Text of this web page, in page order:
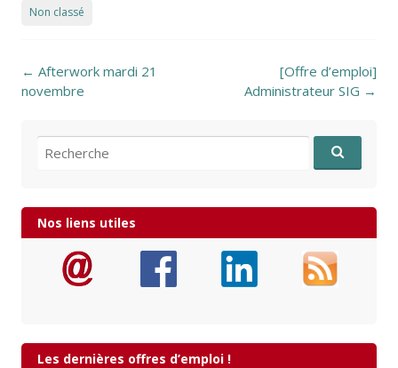
Non classé
Post navigation
← Afterwork mardi 21
novembre
[Offre d’emploi]
Administrateur SIG →
Recherche pour:
Nos liens utiles
Les dernières offres d’emploi !